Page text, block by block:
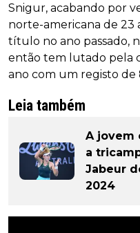
Snigur, acabando por
norte-americana de 23
título no ano passado,
então tem lutado pela
ano com um registo de
Leia também
A jovem
a
Jabeur
2024